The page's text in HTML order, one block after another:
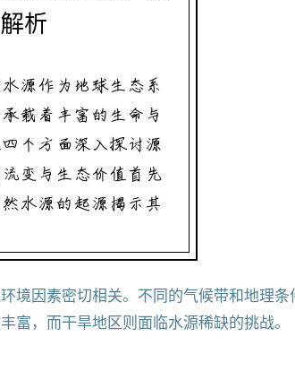
境因素密切相关。不同的气候带和地理条
富，而干旱地区则面临水源稀缺的挑战。